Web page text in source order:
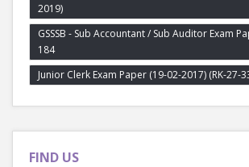
2019)
GSSSB - Sub Accountant / Sub Auditor Exam
184
Junior Clerk Exam Paper (19-02-2017) (RK-27-
FIND US